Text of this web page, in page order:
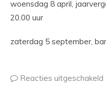
woensdag 8 april,
20.00 uur
zaterdag 5 september,
Reacties uitgeschakeld